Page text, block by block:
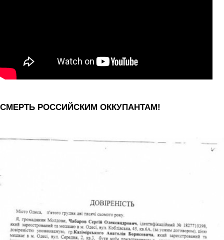
СМЕРТЬ РОССИЙСКИМ ОККУПАНТАМ!